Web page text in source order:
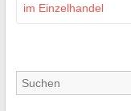
im Einzelhandel